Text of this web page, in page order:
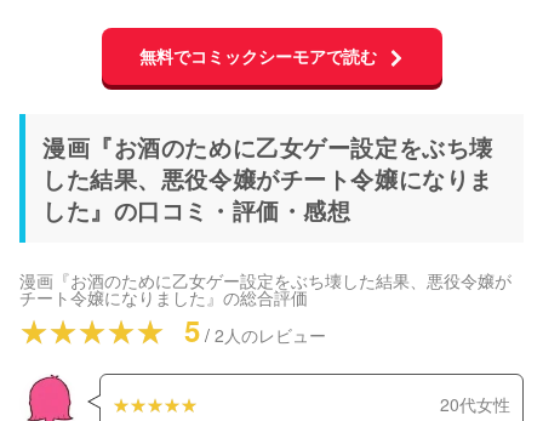
無料でコミックシーモアで読む
漫画『お酒のために乙女ゲー設定をぶち壊
した結果、悪役令嬢がチート令嬢になりま
した』の口コミ・評価・感想
漫画『お酒のために乙女ゲー設定をぶち壊した結果、悪役令嬢が
チート令嬢になりました』 の総合評価
5 / 2人のレビュー
20代女性